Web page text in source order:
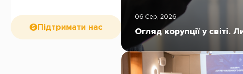
Підтримати нас
06 Сер, 2026
Огляд корупції у світі.